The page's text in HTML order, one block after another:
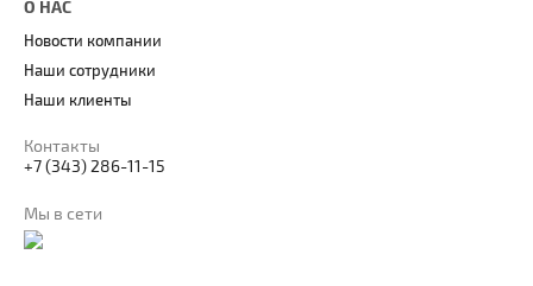
О НАС
Новости компании
Наши сотрудники
Наши клиенты
Контакты
+7 (343) 286-11-15
Мы в сети